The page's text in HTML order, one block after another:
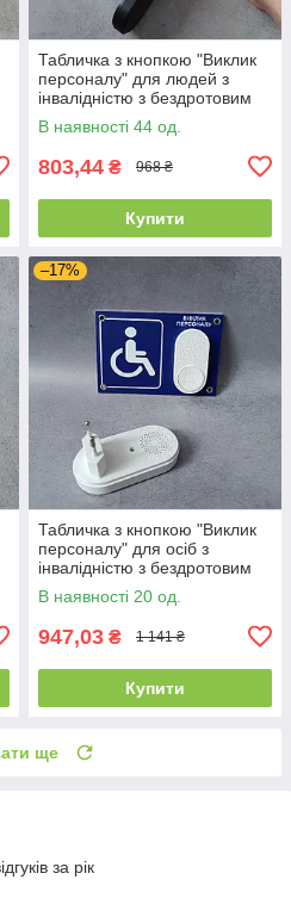
Табличка з кнопкою "Виклик
персоналу" для людей з
інвалідністю з бездротовим
дзвінком 220в
В наявності 44 од.
803,44 ₴ 968 ₴
Купити
–17%
Табличка з кнопкою "Виклик
персоналу" для осіб з
інвалідністю з бездротовим
дзвінком Синя з білою
кнопкою
В наявності 20 од.
947,03 ₴ 1 141 ₴
Купити
ще
за рік